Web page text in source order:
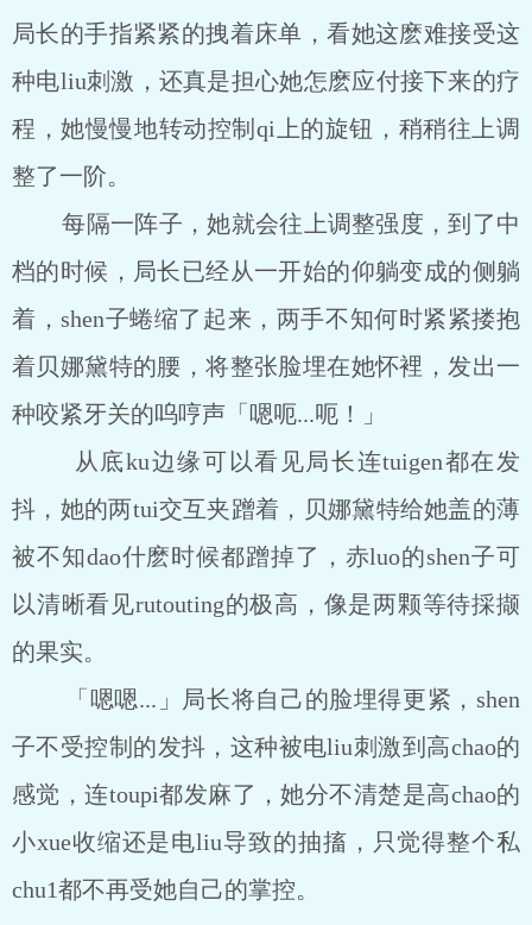
局长的手指紧紧的拽着床单，看她这麽难接受这
种电liu刺激，还真是担心她怎麽应付接下来的疗
程，她慢慢地转动控制qi上的旋钮，稍稍往上调
整了一阶。
每隔一阵子，她就会往上调整强度，到了中
档的时候，局长已经从一开始的仰躺变成的侧躺
着，shen子蜷缩了起来，两手不知何时紧紧搂抱
着贝娜黛特的腰，将整张脸埋在她怀裡，发出一
种咬紧牙关的呜哼声「嗯呃...呃！」
从底ku边缘可以看见局长连tuigen都在发
抖，她的两tui交互夹蹭着，贝娜黛特给她盖的薄
被不知dao什麽时候都蹭掉了，赤luo的shen子可
以清晰看见rutouting的极高，像是两颗等待採撷
的果实。
「嗯嗯...」局长将自己的脸埋得更紧，shen
子不受控制的发抖，这种被电liu刺激到高chao的
感觉，连toupi都发麻了，她分不清楚是高chao的
小xue收缩还是电liu导致的抽搐，只觉得整个私
chu1都不再受她自己的掌控。